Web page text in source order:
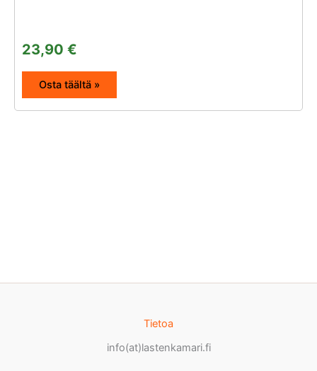
23,90 €
Osta täältä »
Tietoa
info(at)lastenkamari.fi